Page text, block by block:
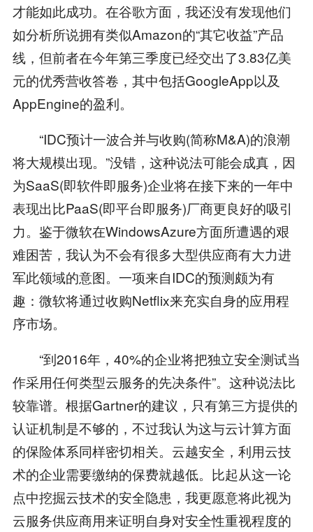
才能如此成功。在谷歌方面，我还没有发现他们
如分析所说拥有类似Amazon的“其它收益”产品
线，但前者在今年第三季度已经交出了3.83亿美
元的优秀营收答卷，其中包括GoogleApp以及
AppEngine的盈利。
“IDC预计一波合并与收购(简称M&A)的浪潮
将大规模出现。”没错，这种说法可能会成真，因
为SaaS(即软件即服务)企业将在接下来的一年中
表现出比PaaS(即平台即服务)厂商更良好的吸引
力。鉴于微软在WindowsAzure方面所遭遇的艰
难困苦，我认为不会有很多大型供应商有大力进
军此领域的意图。一项来自IDC的预测颇为有
趣：微软将通过收购Netflix来充实自身的应用程
序市场。
“到2016年，40%的企业将把独立安全测试当
作采用任何类型云服务的先决条件”。这种说法比
较靠谱。根据Gartner的建议，只有第三方提供的
认证机制是不够的，不过我认为这与云计算方面
的保险体系同样密切相关。云越安全，利用云技
术的企业需要缴纳的保费就越低。比起从这一论
点中挖掘云技术的安全隐患，我更愿意将此视为
云服务供应商用来证明自身对安全性重视程度的